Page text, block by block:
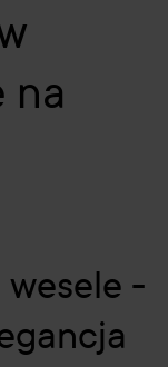
na
wesele -